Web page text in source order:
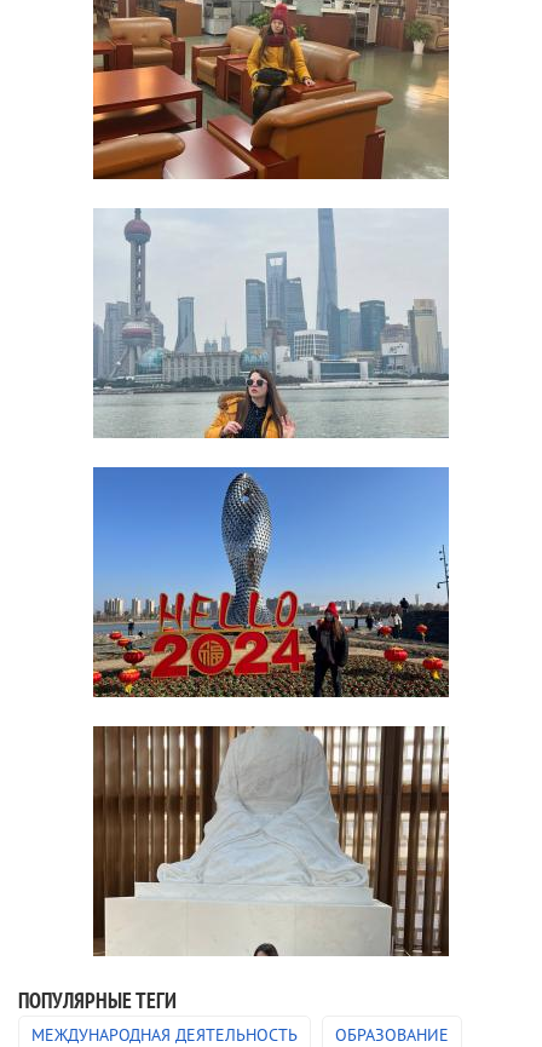
ПОПУЛЯРНЫЕ ТЕГИ
МЕЖДУНАРОДНАЯ ДЕЯТЕЛЬНОСТЬ ОБРАЗОВАНИЕ